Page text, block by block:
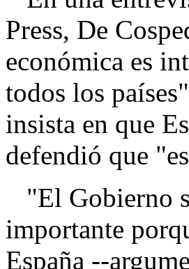
Press, De
económica es
todos los
insista en que
defendió que
"El Gobierno
importante
España --